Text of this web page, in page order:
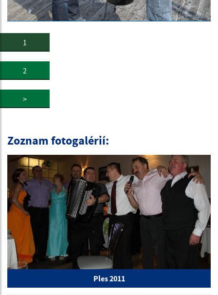
1
2
>
Zoznam fotogalérií:
Ples 2011